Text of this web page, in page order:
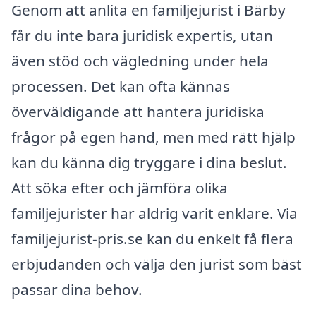
Genom att anlita en familjejurist i Bärby
får du inte bara juridisk expertis, utan
även stöd och vägledning under hela
processen. Det kan ofta kännas
överväldigande att hantera juridiska
frågor på egen hand, men med rätt hjälp
kan du känna dig tryggare i dina beslut.
Att söka efter och jämföra olika
familjejurister har aldrig varit enklare. Via
familjejurist-pris.se kan du enkelt få flera
erbjudanden och välja den jurist som bäst
passar dina behov.